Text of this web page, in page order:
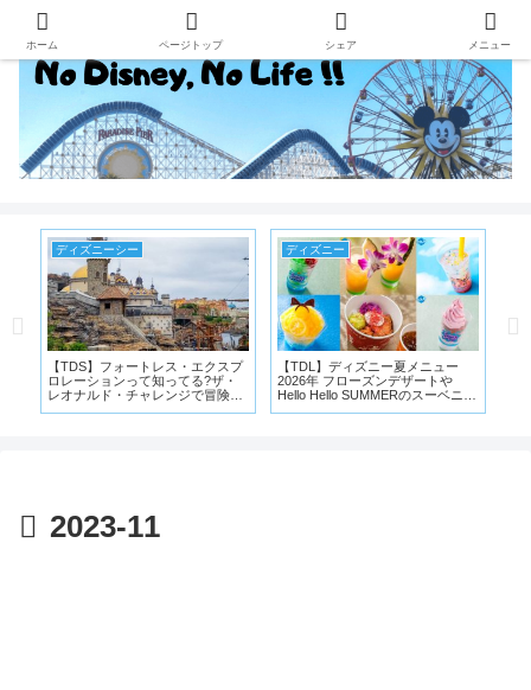
ディズニーシー
【TDS】フォートレス・エクスプ
ロレーションって知ってる?ザ・
レオナルド・チャレンジで冒険家
ディズニー
【TDL】ディズニー夏メニュー
2026年 フローズンデザートや
Hello Hello SUMMERのスーベニア
2023-11
ホーム ページトップ シェア メニュー